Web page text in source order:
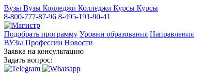
Вузы Вузы Колледжи Колледжи Курсы Курсы
8-800-777-87-96 8-495-191-90-41
Подобрать программу Уровни образования Направления
ВУЗы Профессии Новости
Заявка на консультацию
Задать вопрос: